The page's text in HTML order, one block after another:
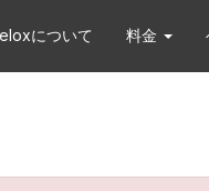
について 料金